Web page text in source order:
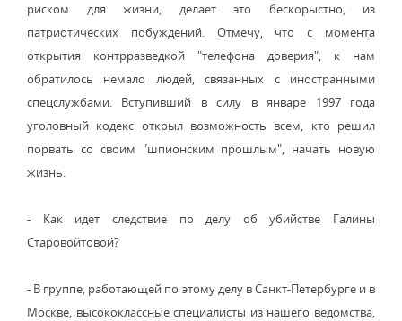
риском для жизни, делает это бескорыстно, из
патриотических побуждений. Отмечу, что с момента
открытия контрразведкой "телефона доверия", к нам
обратилось немало людей, связанных с иностранными
спецслужбами. Вступивший в силу в январе 1997 года
уголовный кодекс открыл возможность всем, кто решил
порвать со своим "шпионским прошлым", начать новую
жизнь.
- Как идет следствие по делу об убийстве Галины
Старовойтовой?
- В группе, работающей по этому делу в Санкт-Петербурге и в
Москве, высококлассные специалисты из нашего ведомства,